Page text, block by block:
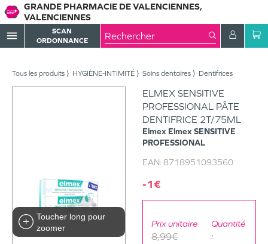
GRANDE PHARMACIE DE VALENCIENNES,
VALENCIENNES
menu
SCAN
ORDONNANCE
Tous les produits HYGIÈNE-INTIMITÉ Soins dentaires Dentifrices
Toucher long pour
zoomer
ELMEX SENSITIVE
PROFESSIONAL PÂTE
DENTIFRICE 2T/75ML
Elmex Elmex SENSITIVE
PROFESSIONAL
EAN: 8718951093560
-1€
Prix unitaire
8,99€
Quantité
: